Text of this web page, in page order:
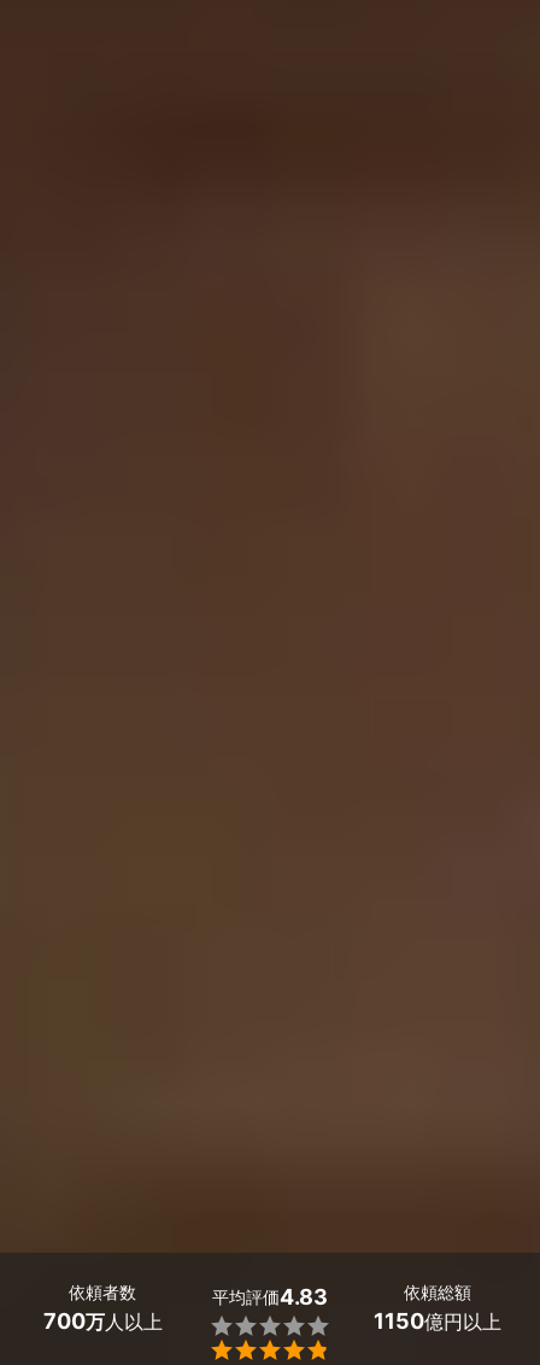
依頼者数
700万人以上
平均評価4.83


依頼総額
1150億円以上